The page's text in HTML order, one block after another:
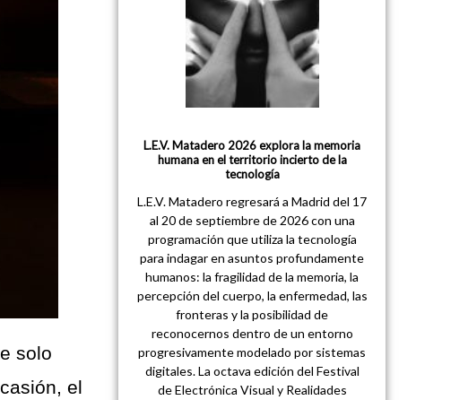
solo
el
L.E.V. Matadero 2026 explora la memoria
humana en el territorio incierto de la
tecnología
L.E.V. Matadero regresará a Madrid del 17
al 20 de septiembre de 2026 con una
programación que utiliza la tecnología
para indagar en asuntos profundamente
humanos: la fragilidad de la memoria, la
percepción del cuerpo, la enfermedad, las
fronteras y la posibilidad de
reconocernos dentro de un entorno
progresivamente modelado por sistemas
digitales. La octava edición del Festival
de Electrónica Visual y Realidades